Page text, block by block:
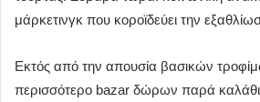
μάρκετινγκ που κοροϊδεύει την
Εκτός από την απουσία βασικών
περισσότερο bazar δώρων παρά καλάθι